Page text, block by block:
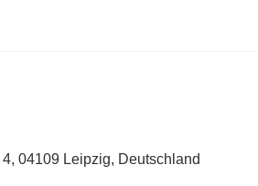
04109 Leipzig, Deutschland